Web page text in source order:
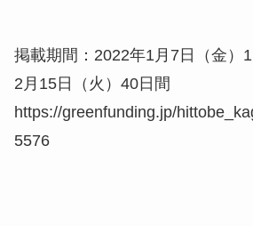
掲載期間：2022年1月7日（金）
2月15日（火）40日間
https://greenfunding.jp/
5576